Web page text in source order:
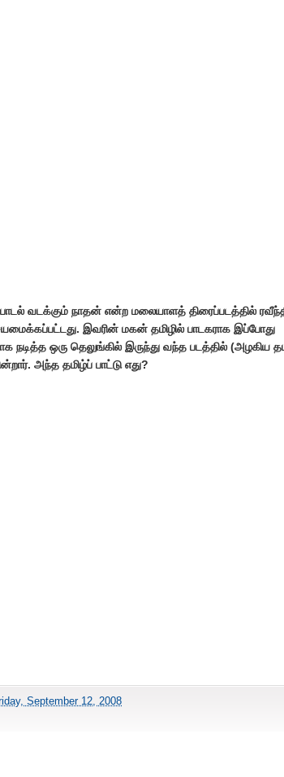
வடக்கும் நாதன் என்ற மலையாளத் திரைப்படத்தில்
இவரின் மகன் தமிழில் பாடகராக இப்போது
நடித்த ஒரு தெலுங்கில் இருந்து வந்த படத்தில் (அழகிய
அந்த தமிழ்ப் பாட்டு எது?
September 12, 2008